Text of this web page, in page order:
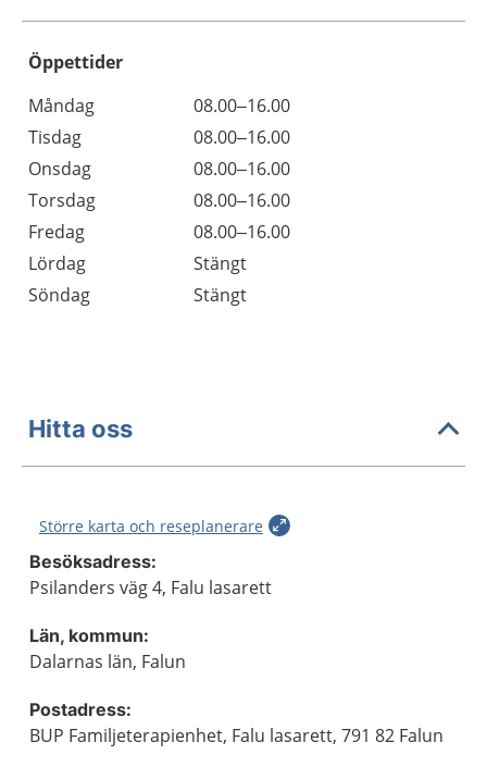
Öppettider
Dag
Öppettider
Kommentarer
Måndag
08.00–16.00
Tisdag
08.00–16.00
Onsdag
08.00–16.00
Torsdag
08.00–16.00
Fredag
08.00–16.00
Lördag
Stängt
Söndag
Stängt
Hitta oss
Större karta och reseplanerare
Besöksadress:
Psilanders väg 4, Falu lasarett
Län, kommun:
Dalarnas län, Falun
Postadress:
BUP Familjeterapienhet, Falu lasarett, 791 82 Falun